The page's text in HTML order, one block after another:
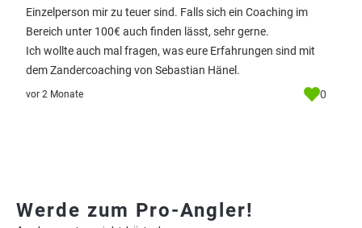
Einzelperson mir zu teuer sind. Falls sich ein Coaching im
Bereich unter 100€ auch finden lässt, sehr gerne.
Ich wollte auch mal fragen, was eure Erfahrungen sind mit
dem Zandercoaching von Sebastian Hänel.
vor 2 Monate 0
Werde zum Pro-Angler!